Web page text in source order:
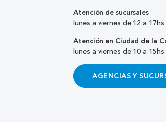
Atención de sucursales
lunes a viernes de 12 a 17hs
Atención en Ciudad de la
lunes a viernes de 10 a 15hs
AGENCIAS Y